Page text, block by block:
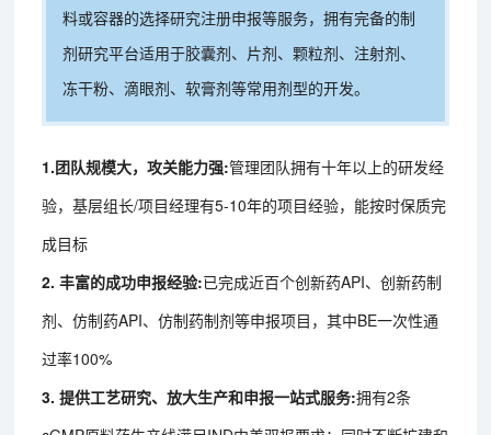
料或容器的选择研究注册申报等服务，拥有完备的制
剂研究平台适用于胶囊剂、片剂、颗粒剂、注射剂、
冻干粉、滴眼剂、软膏剂等常用剂型的开发。
1.团队规模大，攻关能力强:管理团队拥有十年以上的研发经
验，基层组长/项目经理有5-10年的项目经验，能按时保质完
成目标
2. 丰富的成功申报经验:已完成近百个创新药API、创新药制
剂、仿制药API、仿制药制剂等申报项目，其中BE一次性通
过率100%
3. 提供工艺研究、放大生产和申报一站式服务:拥有2条